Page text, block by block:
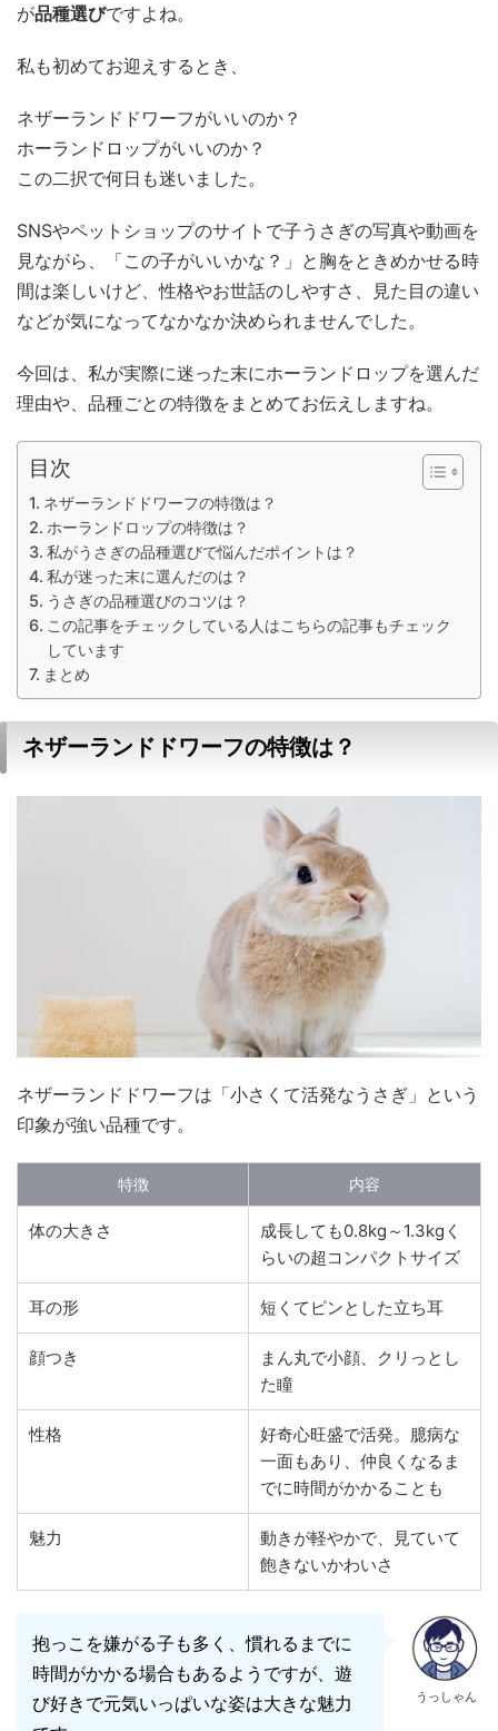
が品種選びですよね。
私も初めてお迎えするとき、
ネザーランドドワーフがいいのか？
ホーランドロップがいいのか？
この二択で何日も迷いました。
SNSやペットショップのサイトで子うさぎの写真や動画を
見ながら、「この子がいいかな？」と胸をときめかせる時
間は楽しいけど、性格やお世話のしやすさ、見た目の違い
などが気になってなかなか決められませんでした。
今回は、私が実際に迷った末にホーランドロップを選んだ
理由や、品種ごとの特徴をまとめてお伝えしますね。
目次
ネザーランドドワーフの特徴は？
ホーランドロップの特徴は？
私がうさぎの品種選びで悩んだポイントは？
私が迷った末に選んだのは？
うさぎの品種選びのコツは？
この記事をチェックしている人はこちらの記事もチェック
しています
まとめ
ネザーランドドワーフの特徴は？
ネザーランドドワーフは「小さくて活発なうさぎ」という
印象が強い品種です。
特徴 内容
体の大きさ
成長しても0.8kg～1.3kgく
らいの超コンパクトサイズ
耳の形 短くてピンとした立ち耳
顔つき
まん丸で小顔、クリっとし
た瞳
性格
好奇心旺盛で活発。臆病な
一面もあり、仲良くなるま
でに時間がかかることも
魅力
動きが軽やかで、見ていて
飽きないかわいさ
うっしゃん
抱っこを嫌がる子も多く、慣れるまでに
時間がかかる場合もあるようですが、遊
び好きで元気いっぱいな姿は大きな魅力